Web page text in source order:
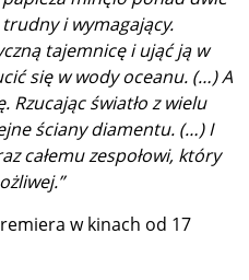
i wymagający.
tajemnicę i ująć ją w
się w wody oceanu. (…) A
Rzucając światło z wielu
ściany diamentu. (…) I
całemu zespołowi, który
w kinach od 17